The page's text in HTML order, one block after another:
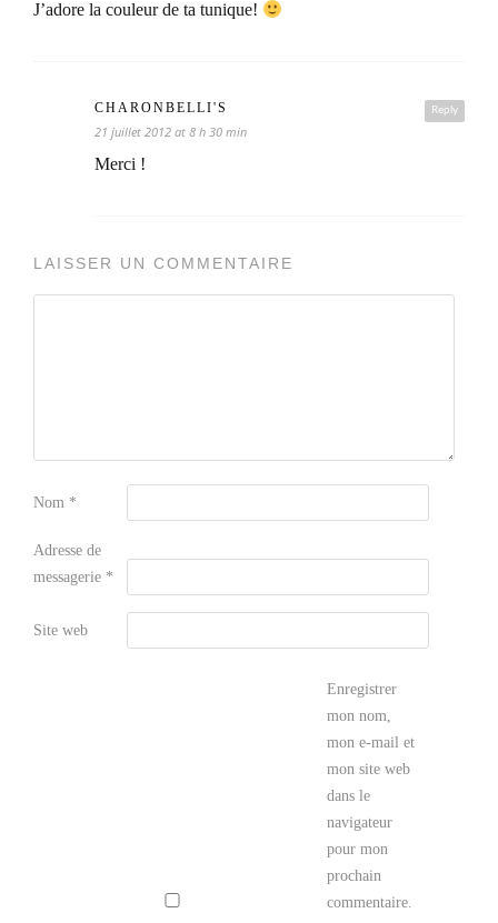
J’adore la couleur de ta tunique!
Reply
CHARONBELLI'S
21 juillet 2012 at 8 h 30 min
Merci !
LAISSER UN COMMENTAIRE
Nom *
Adresse de
messagerie *
Site web
Enregistrer
mon nom,
mon e-mail et
mon site web
dans le
navigateur
pour mon
prochain
commentaire.